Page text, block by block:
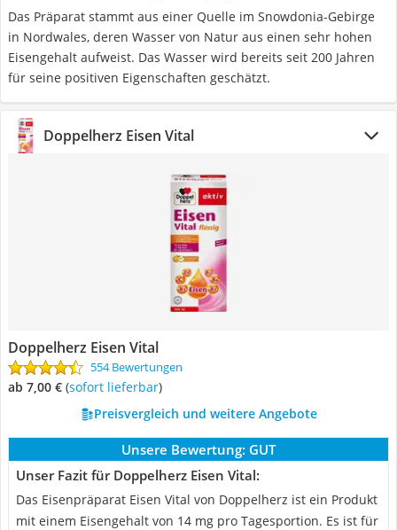
Das Präparat stammt aus einer Quelle im Snowdonia-Gebirge
in Nordwales, deren Wasser von Natur aus einen sehr hohen
Eisengehalt aufweist. Das Wasser wird bereits seit 200 Jahren
für seine positiven Eigenschaften geschätzt.
Doppelherz Eisen Vital
Doppelherz Eisen Vital
554 Bewertungen
ab 7,00 € ( Sofort lieferbar)
Preisvergleich und weitere Angebote
Unsere Bewertung: GUT
Unser Fazit für Doppelherz Eisen Vital:
Das Eisenpräparat Eisen Vital von Doppelherz ist ein Produkt
mit einem Eisengehalt von 14 mg pro Tagesportion. Es ist für